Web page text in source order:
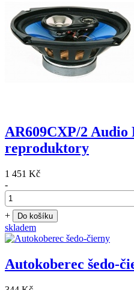
AR609CXP/2 Audio
reproduktory
1 451 Kč
-
+ Do košíku
skladem
Autokoberec šedo-